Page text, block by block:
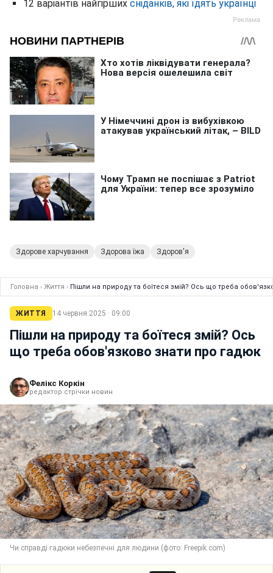
12 варіантів найгірших сніданків, які їдять українці
Здорове харчування Здорова їжа Здоров'я
Головна › Життя › Пішли на природу та боїтеся змій? Ось що треба
ЖИТТЯ 14 червня 2025 · 09:00
Пішли на природу та боїтеся змій? Ось
що треба обов'язково знати про гадюк
Фелікс Коркін
редактор стрічки новин
Чи справді гадюки небезпечні для людини (фото: Freepik.com)